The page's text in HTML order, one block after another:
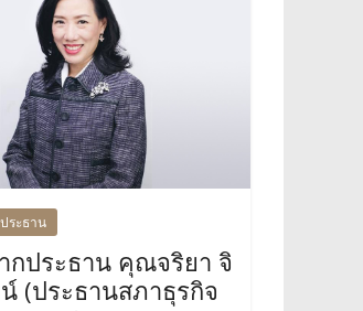
ระธาน
กประธาน คุณจริยา จิ
(ประธานสภาธุรกิจ